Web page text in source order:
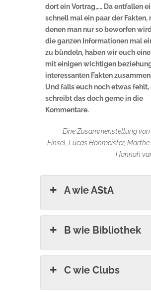
dort ein Vortrag,…. Da entfallen
schnell mal ein paar der Fakten,
denen man nur so beworfen
die ganzen Informationen mal
zu bündeln, haben wir euch
mit einigen wichtigen
interessanten Fakten
Und falls euch noch etwas fehlt,
schreibt das doch gerne in die
Kommentare.
Eine Zusammenstellung von
Finsel, Lucas Hohmeister, Marthe
Hannah
A wie AStA
B wie Bibliothek
C wie Clubs